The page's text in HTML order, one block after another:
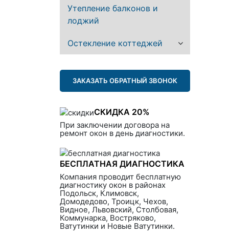
Утепление балконов и
лоджий
Остекление коттеджей
ЗАКАЗАТЬ ОБРАТНЫЙ ЗВОНОК
СКИДКА 20%
При заключении договора на
ремонт окон в день диагностики.
БЕСПЛАТНАЯ ДИАГНОСТИКА
Компания проводит бесплатную
диагностику окон в районах
Подольск, Климовск,
Домодедово, Троицк, Чехов,
Видное, Львовский, Столбовая,
Коммунарка, Востряково,
Ватутинки и Новые Ватутинки.